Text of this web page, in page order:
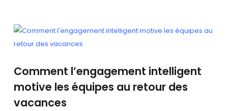
Comment l’engagement intelligent
motive les équipes au retour des
vacances